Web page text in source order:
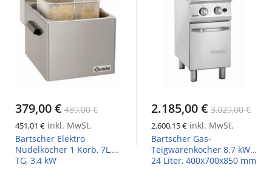
379,00 € 489,00 €
451,01 € inkl. MwSt.
Bartscher Elektro
Nudelkocher 1 Korb, 7L,
TG, 3,4 kW
2.185,00 € 3.029,00 €
2.600,15 € inkl. MwSt.
Bartscher Gas-
Teigwarenkocher 8.7 kW,
24 Liter, 400x700x850 mm